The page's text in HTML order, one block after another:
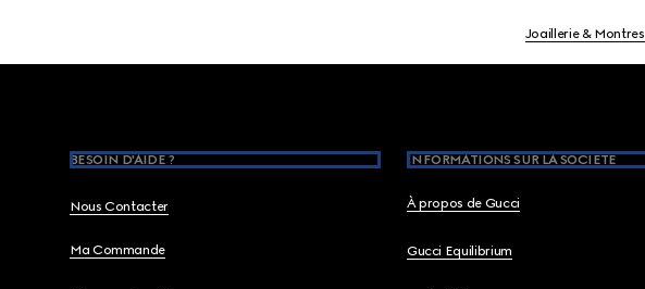
Joaillerie & Montres
BESOIN D'AIDE ?
Nous Contacter
Ma Commande
INFORMATIONS SUR LA SOCIETE
À propos de Gucci
Gucci Equilibrium